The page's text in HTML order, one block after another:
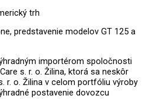
trh
predstavenie modelov GT 125 a
importérom spoločnosti
s. r. o. Žilina, ktorá sa neskôr
r. o. Žilina v celom portfóliu výroby
postavenie dovozcu